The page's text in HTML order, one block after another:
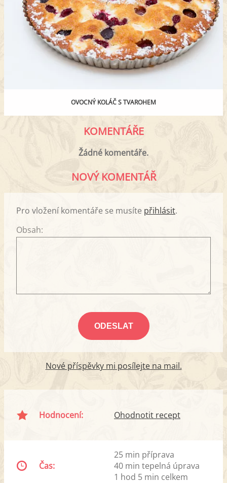
OVOCNÝ KOLÁČ S TVAROHEM
KOMENTÁŘE
Žádné komentáře.
NOVÝ KOMENTÁŘ
Pro vložení komentáře se musíte přihlásit.
Obsah:
Nové příspěvky mi posílejte na mail.
Hodnocení: Ohodnotit recept
Čas:
25 min příprava
40 min tepelná úprava
1 hod 5 min celkem